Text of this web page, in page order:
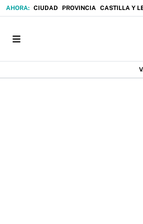
CIUDAD PROVINCIA CASTILLA Y